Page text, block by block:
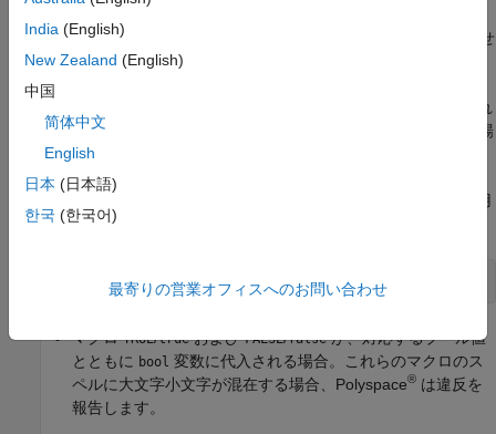
以下の場合、ルール チェッカーはこのルールの違反を報告しませ
ん。
オブジェクトがその実質的な型に対応する定数 0 に代入され
る場合。許容される 0 値は、整数型の場合は
の場
合は
を使用
して初期化される場合。
float dat2[3*3] = {0};
マクロTRUE/trueおよびFALSE/falseが、対応するブール値
とともに bool 変数に代入される場合。これらのマクロのス
ペルに大文字小文字が混在する場合、Polyspace® は違反を
報告します。
India (English)
New Zealand (English)
中国
简体中文
English
日本 (日本語)
한국 (한국어)
最寄りの営業オフィスへのお問い合わせ